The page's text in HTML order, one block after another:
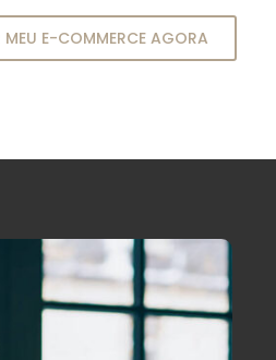
MEU E-COMMERCE AGORA